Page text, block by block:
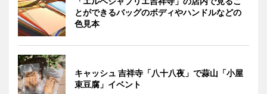
とができるバッグのボディやハンドルなどの
色見本
キャッシュ 吉祥寺「八十八夜」で蒜山「小屋
束豆腐」イベント